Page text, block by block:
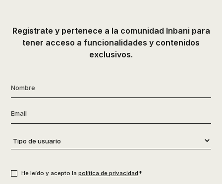
Registrate y pertenece a la comunidad Inbani para
tener acceso a funcionalidades y contenidos
exclusivos.
Nombre
Email
Tipo
de
He leído y acepto la política de privacidad*